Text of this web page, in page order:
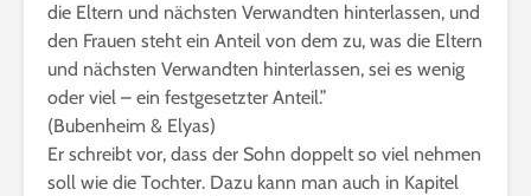
die Eltern und nächsten Verwandten hinterlassen, und
den Frauen steht ein Anteil von dem zu, was die Eltern
und nächsten Verwandten hinterlassen, sei es wenig
oder viel – ein festgesetzter Anteil.”
(Bubenheim & Elyas)
Er schreibt vor, dass der Sohn doppelt so viel nehmen
soll wie die Tochter. Dazu kann man auch in Kapitel